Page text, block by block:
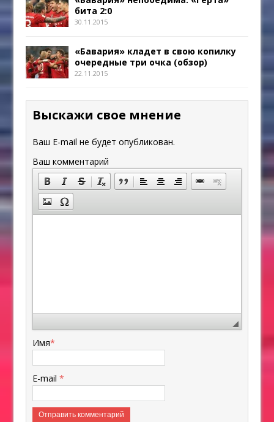
бита 2:0
30.11.2015
«Бавария» кладет в свою копилку
очередные три очка (обзор)
22.11.2015
Выскажи свое мнение
Ваш E-mail не будет опубликован.
Ваш комментарий
Имя*
E-mail*